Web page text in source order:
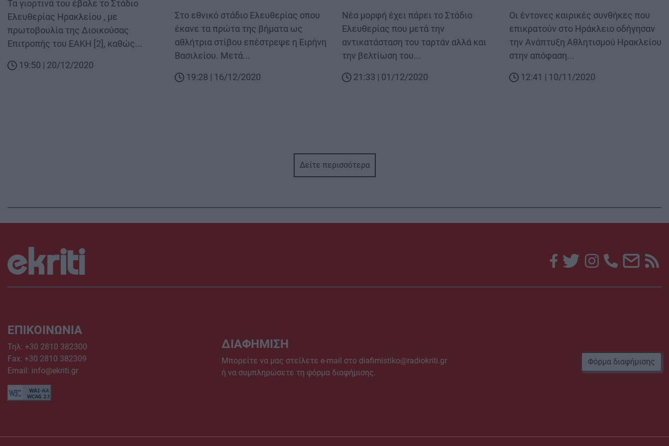
Body
Τα γιορτινά του έβαλε το Στάδιο
Ελευθερίας Ηρακλείου , με
πρωτοβουλία της Διοικούσας
Επιτροπής του ΕΑΚΗ [2], καθώς...
19:50 | 20/12/2020
Body
Στο εθνικό στάδιο Ελευθερίας οπου
έκανε τα πρώτα της βήματα ως
αθλήτρια στίβου επέστρεψε η Ειρήνη
Βασιλείου. Μετά...
19:28 | 16/12/2020
Body
Νέα μορφή έχει πάρει το Στάδιο
Ελευθερίας που μετά την
αντικατάσταση του ταρτάν αλλά και
την βελτίωση του...
21:33 | 01/12/2020
Body
Οι έντονες καιρικές συνθήκες που
επικρατούν στο Ηράκλειο οδήγησαν
την Ανάπτυξη Αθλητισμού Ηρακλείου
στην απόφαση...
12:41 | 10/11/2020
Δείτε περισσότερα
ΕΠΙΚΟΙΝΩΝΙΑ
Τηλ: +30 2810 382300
Fax: +30 2810 382309
Email: info@ekriti.gr
ΔΙΑΦΗΜΙΣΗ
Μπορείτε να μας στείλετε e-mail στο diafimistiko@radiokriti.gr
ή να συμπληρώσετε τη φόρμα διαφήμισης.
Φόρμα διαφήμισης